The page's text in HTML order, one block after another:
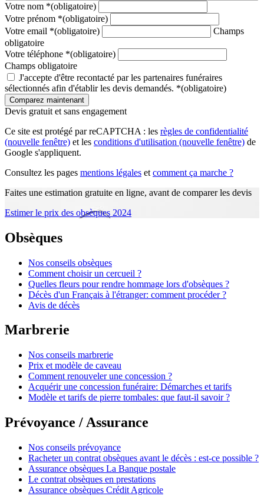
Votre nom *(obligatoire)
Votre prénom *(obligatoire)
Votre email *(obligatoire)
Champs
obligatoire
Votre téléphone *(obligatoire)
Champs obligatoire
J'accepte d'être recontacté par les partenaires funéraires
sélectionnés afin d'établir les devis demandés. *(obligatoire)
Devis gratuit et sans engagement
Ce site est protégé par reCAPTCHA : les règles de confidentialité
(nouvelle fenêtre) et les conditions d'utilisation (nouvelle fenêtre) de
Google s'appliquent.
Consultez les pages mentions légales et comment ça marche ?
Faites une estimation gratuite en ligne, avant de comparer les devis
Estimer le prix des obsèques 2024
Obsèques
Nos conseils obsèques
Comment choisir un cercueil ?
Quelles fleurs pour rendre hommage lors d'obsèques ?
Décès d'un Français à l'étranger: comment procéder ?
Avis de décès
Marbrerie
Nos conseils marbrerie
Prix et modèle de caveau
Comment renouveler une concession ?
Acquérir une concession funéraire: Démarches et tarifs
Modèle et tarifs de pierre tombales: que faut-il savoir ?
Prévoyance / Assurance
Nos conseils prévoyance
Racheter un contrat obsèques avant le décès : est-ce possible ?
Assurance obsèques La Banque postale
Le contrat obsèques en prestations
Assurance obsèques Crédit Agricole